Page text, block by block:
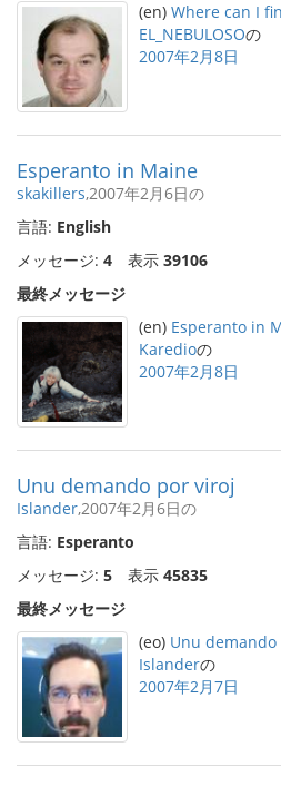
(en) Where can I
EL_NEBULOSOの
2007年2月8日
Esperanto in Maine
skakillers,2007年2月6日の
言語: English
メッセージ: 4 表示 39106
最終メッセージ
(en) Esperanto in
Karedioの
2007年2月8日
Unu demando por viroj
Islander,2007年2月6日の
言語: Esperanto
メッセージ: 5 表示 45835
最終メッセージ
(eo) Unu
Islanderの
2007年2月7日